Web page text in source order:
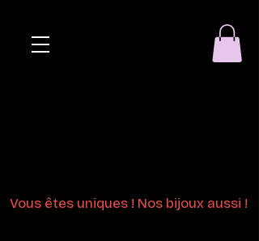
Vous êtes uniques ! Nos bijoux aussi !